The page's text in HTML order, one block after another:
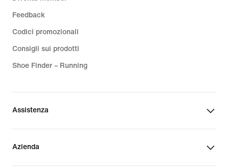
Feedback
Codici promozionali
Consigli sui prodotti
Shoe Finder – Running
Assistenza
Azienda